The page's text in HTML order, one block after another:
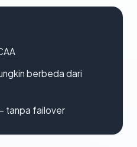
berbeda dari
tanpa failover